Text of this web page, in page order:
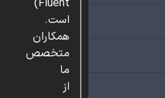
Fluent)
است.
همکاران
متخصص
ما
از